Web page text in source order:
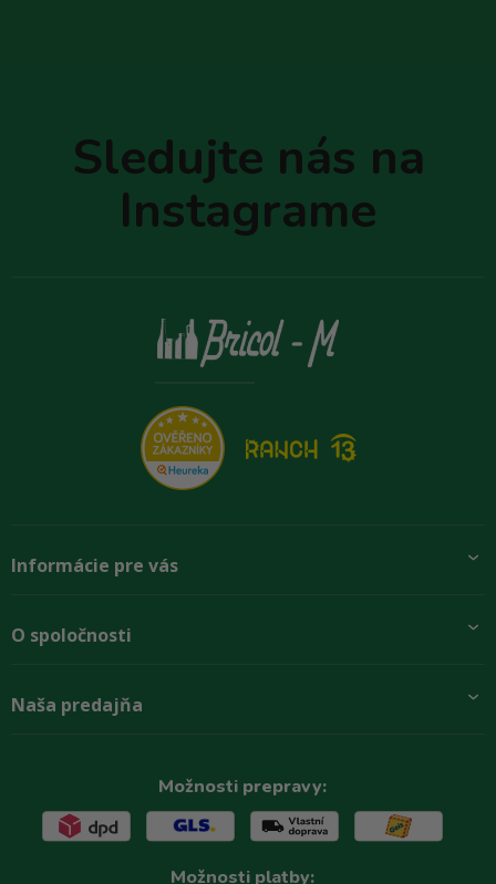
Sledujte nás na
Instagrame
Informácie pre vás
Preprava a platba
Rady zákazníkom
O spoločnosti
O firme
Naša predajňa
Možnosti prepravy:
Možnosti platby: